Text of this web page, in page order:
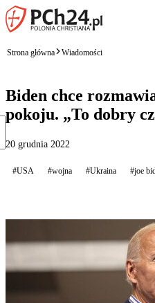
Strona główna Wiadomości
Biden chce
pokoju. „To dobry
20 grudnia 2022
#USA #wojna #Ukraina #joe